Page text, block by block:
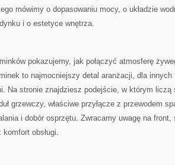
mówimy o dopasowaniu mocy, o układzie
i o estetyce wnętrza.
pokazujemy, jak połączyć atmosferę
to najmocniejszy detal aranżacji, dla innych
Na stronie znajdziesz podejście, w którym
grzewczy, właściwe przyłącze z przewodem
i dobór osprzętu. Zwracamy uwagę na
obsługi.